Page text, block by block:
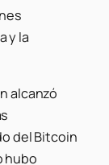
y la
alcanzó
del Bitcoin
hubo